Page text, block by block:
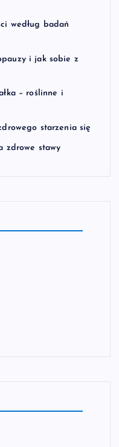
według badań
i jak sobie z
– roślinne i
starzenia się
zdrowe stawy